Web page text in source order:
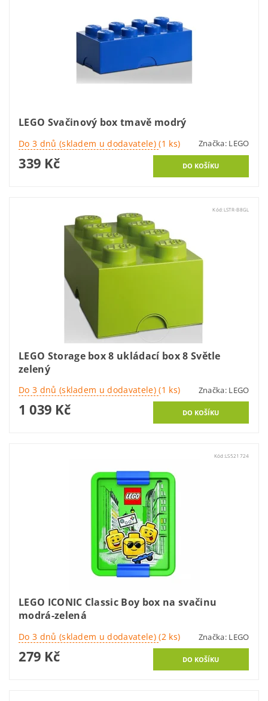
LEGO Svačinový box tmavě modrý
Do 3 dnů (skladem u dodavatele)(1 ks) Značka: LEGO
339 Kč
Kód: LSTR-B8GL
LEGO Storage box 8 ukládací box 8 Světle
zelený
Do 3 dnů (skladem u dodavatele)(1 ks) Značka: LEGO
1 039 Kč
Kód:LS521724
LEGO ICONIC Classic Boy box na svačinu
modrá-zelená
Do 3 dnů (skladem u dodavatele)(2 ks) Značka: LEGO
279 Kč